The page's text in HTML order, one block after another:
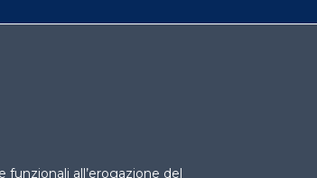
all’erogazione del